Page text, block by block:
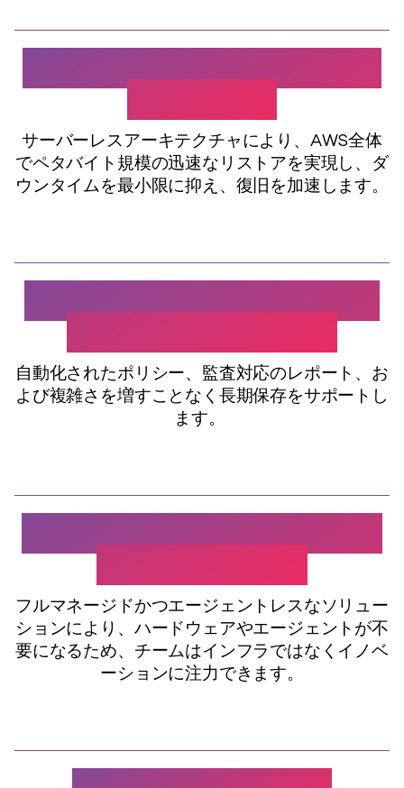
サーバーレスアーキテクチャにより、AWS全体
でペタバイト規模の迅速なリストアを実現し、ダ
ウンタイムを最小限に抑え、復旧を加速します。
自動化されたポリシー、監査対応のレポート、お
よび複雑さを増すことなく長期保存をサポートし
ます。
フルマネージドかつエージェントレスなソリュー
ションにより、ハードウェアやエージェントが不
要になるため、チームはインフラではなくイノベ
ーションに注力できます。